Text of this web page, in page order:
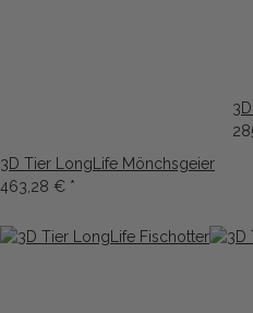
3D Tier LongLife Mönchsgeier
463,28 € *